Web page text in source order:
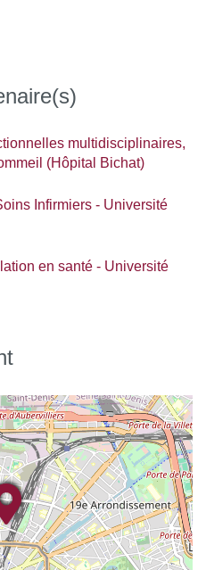
dispensée par des
de culture générale
fonctionnement de
(apprentissage ou
Universitaire de
de la Prestation de Santé A
de Technologie
multidisciplinaires,
(Hôpital Bichat)
Infirmiers - Université
en santé - Université